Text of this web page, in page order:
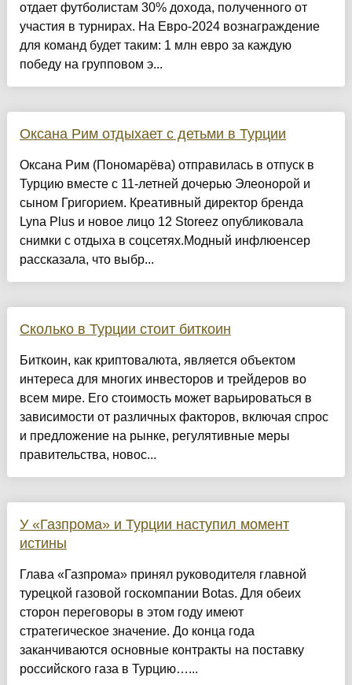
отдает футболистам 30% дохода, полученного от
участия в турнирах. На Евро-2024 вознаграждение
для команд будет таким: 1 млн евро за каждую
победу на групповом э...
Оксана Рим отдыхает с детьми в Турции
Оксана Рим (Пономарёва) отправилась в отпуск в
Турцию вместе с 11-летней дочерью Элеонорой и
сыном Григорием. Креативный директор бренда
Lyna Plus и новое лицо 12 Storeez опубликовала
снимки с отдыха в соцсетях.Модный инфлюенсер
рассказала, что выбр...
Сколько в Турции стоит биткоин
Биткоин, как криптовалюта, является объектом
интереса для многих инвесторов и трейдеров во
всем мире. Его стоимость может варьироваться в
зависимости от различных факторов, включая спрос
и предложение на рынке, регулятивные меры
правительства, новос...
У «Газпрома» и Турции наступил момент
истины
Глава «Газпрома» принял руководителя главной
турецкой газовой госкомпании Botas. Для обеих
сторон переговоры в этом году имеют
стратегическое значение. До конца года
заканчиваются основные контракты на поставку
российского газа в Турцию…...